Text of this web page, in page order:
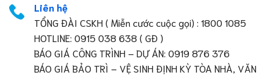
Liên hệ
TỔNG ĐÀI CSKH ( Miễn cước cuộc gọi) : 1800 1085
HOTLINE: 0915 038 638 ( GĐ )
BÁO GIÁ CÔNG TRÌNH – DỰ ÁN: 0919 876 376
BÁO GIÁ BẢO TRÌ – VỆ SINH ĐỊNH KỲ TÒA NHÀ, VĂN